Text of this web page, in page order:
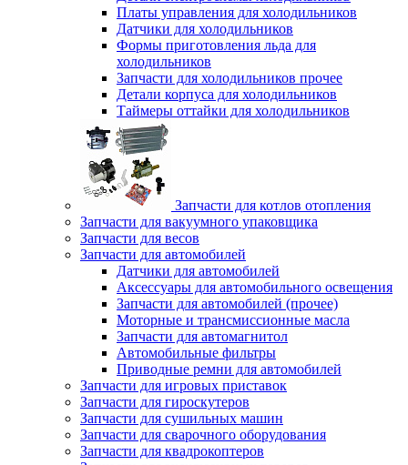
Платы управления для холодильников
Датчики для холодильников
Формы приготовления льда для
холодильников
Запчасти для холодильников прочее
Детали корпуса для холодильников
Таймеры оттайки для холодильников
Запчасти для котлов отопления
Запчасти для вакуумного упаковщика
Запчасти для весов
Запчасти для автомобилей
Датчики для автомобилей
Аксессуары для автомобильного освещения
Запчасти для автомобилей (прочее)
Моторные и трансмиссионные масла
Запчасти для автомагнитол
Автомобильные фильтры
Приводные ремни для автомобилей
Запчасти для игровых приставок
Запчасти для гироскутеров
Запчасти для сушильных машин
Запчасти для сварочного оборудования
Запчасти для квадрокоптеров